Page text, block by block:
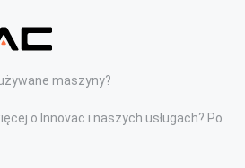
maszyny?
o Innovac i naszych usługach? Po